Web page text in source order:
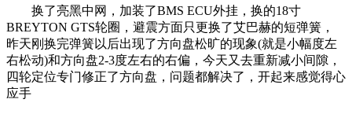
换了亮黑中网，加装了BMS ECU外挂，换的18寸
BREYTON GTS轮圈，避震方面只更换了艾巴赫的短弹簧，
昨天刚换完弹簧以后出现了方向盘松旷的现象(就是小幅度左
右松动)和方向盘2-3度左右的右偏，今天又去重新减小间隙，
四轮定位专门修正了方向盘，问题都解决了，开起来感觉得心
应手